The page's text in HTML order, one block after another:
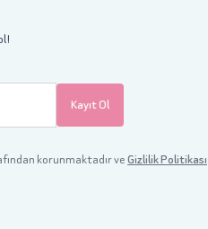
Kayıt Ol
korunmaktadır veGizlilik Politikası